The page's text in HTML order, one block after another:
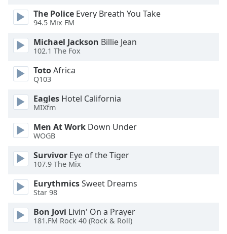
Color
Opacity
Background
Color
Opacity
Caption
Area
Background
Color
Opacity
The Police Every Breath You Take
94.5 Mix FM
Michael Jackson Billie Jean
102.1 The Fox
TotoAfrica
Q103
Eagles Hotel California
MIXfm
Men At Work Down Under
WOGB
Survivor Eye of the Tiger
107.9 The Mix
EurythmicsSweet Dreams
Star 98
Bon Jovi Livin' On a Prayer
181.FM Rock 40 (Rock & Roll)